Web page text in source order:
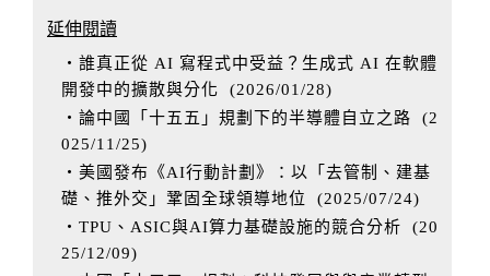
延伸閱讀
‧誰真正從 AI 寫程式中受益？生成式 AI 在軟體
開發中的擴散與分化 (2026/01/28)
‧論中國「十五五」規劃下的半導體自立之路 (2
025/11/25)
‧美國發布《AI行動計劃》：以「去管制、建基
礎、推外交」鞏固全球領導地位
(2025/07/24)
‧TPU、ASIC與AI算力基礎設施的競合分析 (20
25/12/09)